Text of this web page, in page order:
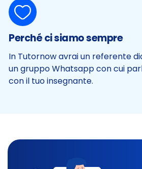
Perché ci siamo sempre
In Tutornow avrai un referente
un gruppo Whatsapp con cui
con il tuo insegnante.